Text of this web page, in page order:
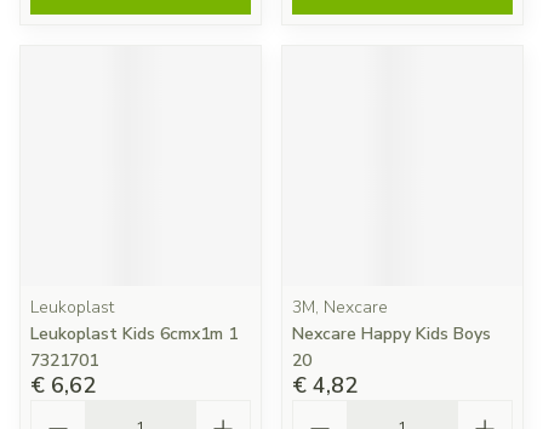
Leukoplast
Leukoplast Kids 6cmx1m 1
7321701
€ 6,62
3M, Nexcare
Nexcare Happy Kids Boys
20
€ 4,82